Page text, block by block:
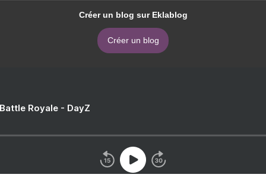
Créer un blog sur Eklablog
Créer un blog
Royale - DayZ